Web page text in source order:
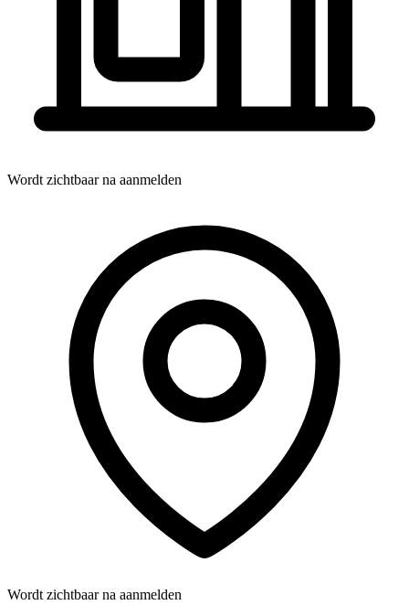
Wordt zichtbaar na aanmelden
Wordt zichtbaar na aanmelden